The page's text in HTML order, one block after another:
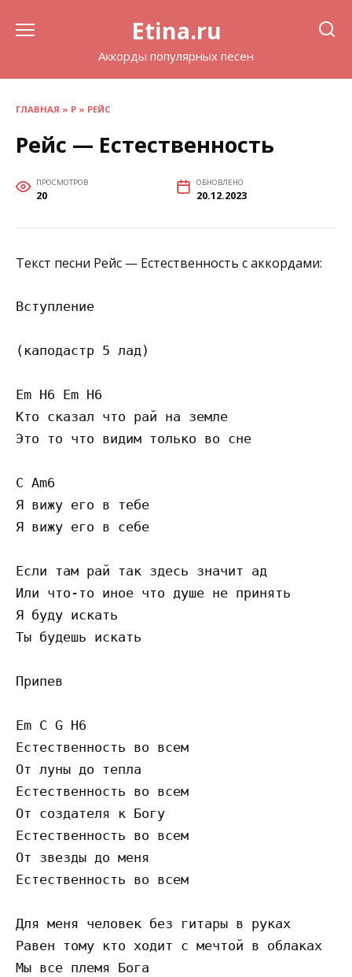
Etina.ru
Аккорды популярных песен
ГЛАВНАЯ » Р » РЕЙС
Рейс — Естественность
ПРОСМОТРОВ
20
ОБНОВЛЕНО
20.12.2023
Текст песни Рейс — Естественность с аккордами:
Вступление
(каподастр 5 лад)
Em H6 Em H6
Кто сказал что рай на земле
Это то что видим только во сне
C Am6
Я вижу его в тебе
Я вижу его в себе
Если там рай так здесь значит ад
Или что-то иное что душе не принять
Я буду искать
Ты будешь искать
Припев
Em C G H6
Естественность во всем
От луны до тепла
Естественность во всем
От создателя к Богу
Естественность во всем
От звезды до меня
Естественность во всем
Для меня человек без гитары в руках
Равен тому кто ходит с мечтой в облаках
Мы все племя Бога